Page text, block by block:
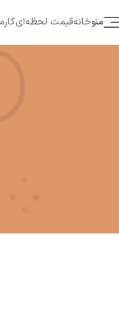
قیمت لحظه‌ایخانهمنو